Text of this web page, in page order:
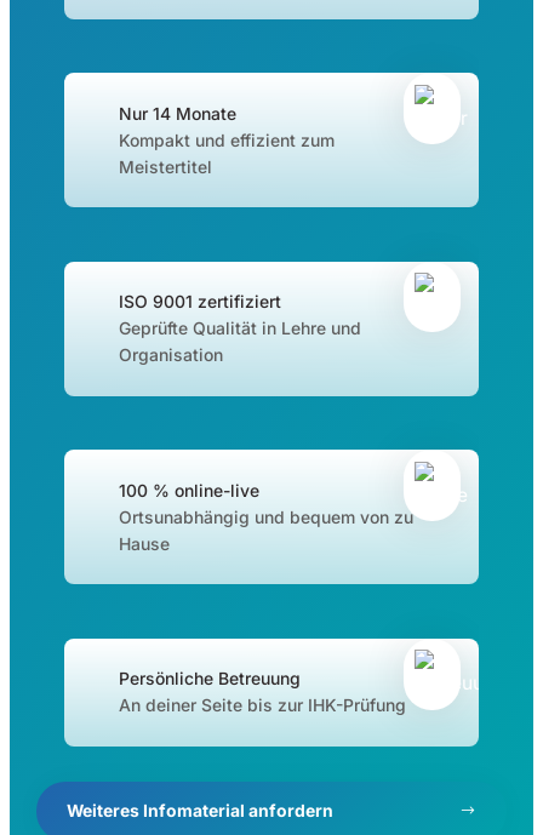
Nur 14 Monate
Kompakt und effizient zum
Meistertitel
ISO 9001 zertifiziert
Geprüfte Qualität in Lehre und
Organisation
100 % online-live
Ortsunabhängig und bequem von zu
Hause
Persönliche Betreuung
An deiner Seite bis zur IHK-Prüfung
Weiteres Infomaterial anfordern